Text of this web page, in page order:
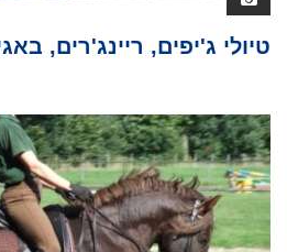
טיולי ג'יפים, ריינג'רים,